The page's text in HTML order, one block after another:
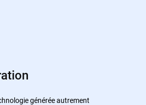
générée autrement